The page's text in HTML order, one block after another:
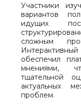
Участники
вариантов
идущих
сложным
обеспечил
мнениями,
тщательной
актуальных
проблем.